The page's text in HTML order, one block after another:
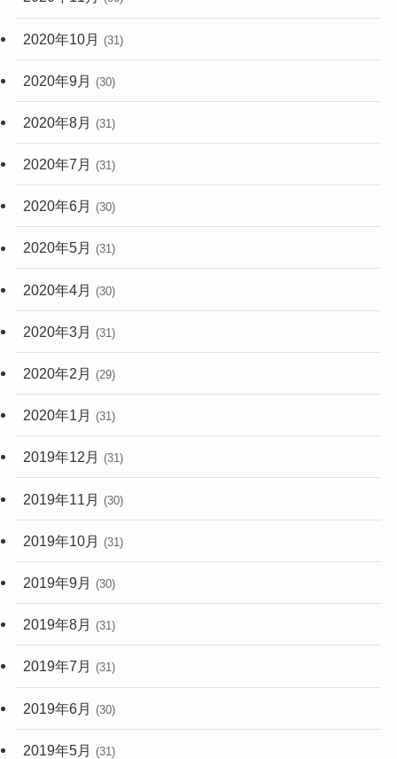
2020年10月 (31)
2020年9月 (30)
2020年8月 (31)
2020年7月 (31)
2020年6月 (30)
2020年5月 (31)
2020年4月 (30)
2020年3月 (31)
2020年2月 (29)
2020年1月 (31)
2019年12月 (31)
2019年11月 (30)
2019年10月 (31)
2019年9月 (30)
2019年8月 (31)
2019年7月 (31)
2019年6月 (30)
2019年5月 (31)